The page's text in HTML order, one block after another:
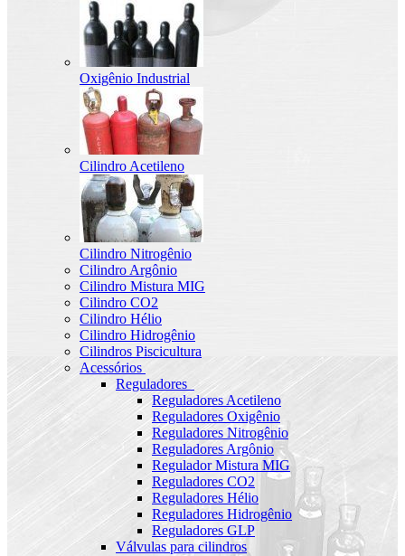
Oxigênio Industrial
Cilindro Acetileno
Cilindro Nitrogênio
Cilindro Argônio
Cilindro Mistura MIG
Cilindro CO2
Cilindro Hélio
Cilindro Hidrogênio
Cilindros Piscicultura
Acessórios
Reguladores
Reguladores Acetileno
Reguladores Oxigênio
Reguladores Nitrogênio
Reguladores Argônio
Regulador Mistura MIG
Reguladores CO2
Reguladores Hélio
Reguladores Hidrogênio
Reguladores GLP
Válvulas para cilindros